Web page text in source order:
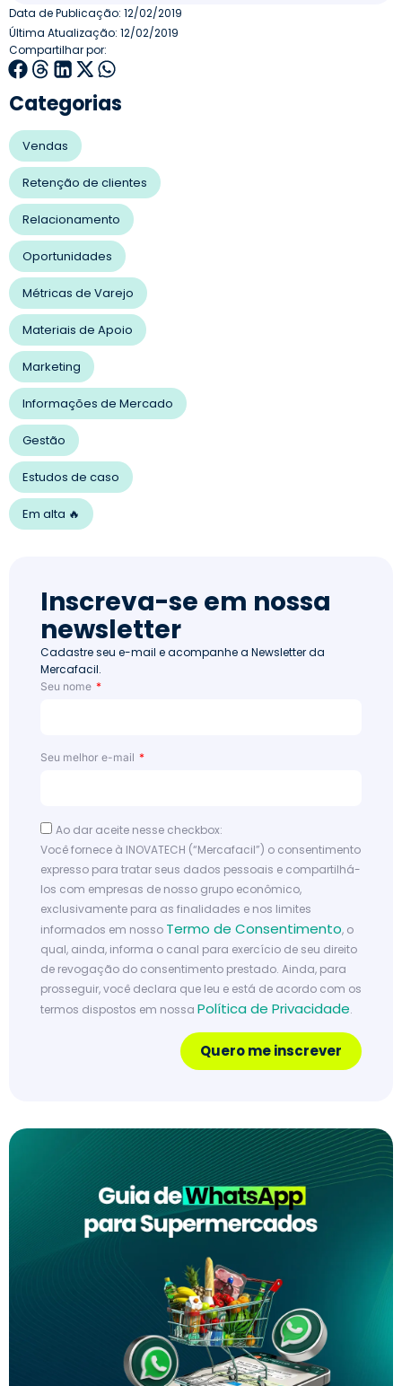
Data de Publicação: 12/02/2019
Última Atualização: 12/02/2019
Compartilhar por:
Categorias
Vendas
Retenção de clientes
Relacionamento
Oportunidades
Métricas de Varejo
Materiais de Apoio
Marketing
Informações de Mercado
Gestão
Estudos de caso
Em alta 🔥
Inscreva-se em nossa
newsletter
Cadastre seu e-mail e acompanhe a Newsletter da
Mercafacil.
Seu nome
Seu melhor e-mail
Ao dar aceite nesse checkbox:
Você fornece à INOVATECH (“Mercafacil”) o consentimento
expresso para tratar seus dados pessoais e compartilhá-
los com empresas de nosso grupo econômico,
exclusivamente para as finalidades e nos limites
informados em nosso Termo de Consentimento, o
qual, ainda, informa o canal para exercício de seu direito
de revogação do consentimento prestado. Ainda, para
prosseguir, você declara que leu e está de acordo com os
termos dispostos em nossa Política de Privacidade.
Quero me inscrever